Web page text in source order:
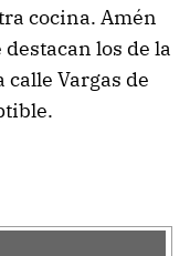
cocina. Amén
destacan los de la
Vargas de